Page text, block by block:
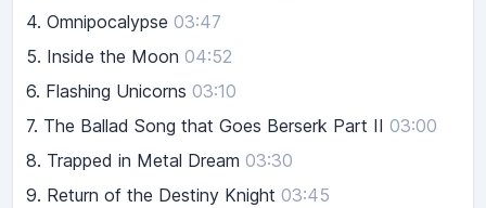
4. Omnipocalypse 03:47
5. Inside the Moon 04:52
6. Flashing Unicorns 03:10
7. The Ballad Song that Goes Berserk Part II 03:00
8. Trapped in Metal Dream 03:30
9. Return of the Destiny Knight 03:45